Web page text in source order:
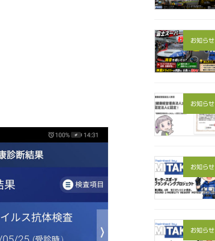
お知らせ
お知らせ
お知らせ
お知らせ